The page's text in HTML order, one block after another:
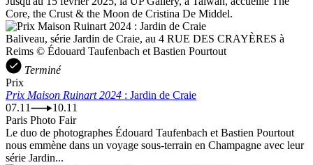
Core, the Crust & the Moon de Cristina De Middel.
Baliveau, série Jardin de Craie, au 4 RUE DES CRAYÈRES à
Reims © Édouard Taufenbach et Bastien Pourtout
Terminé
Prix
Prix Maison Ruinart 2024 : Jardin de Craie
07.11
10.11
Paris Photo Fair
Le duo de photographes Édouard Taufenbach et Bastien Pourtout
nous emmène dans un voyage sous-terrain en Champagne avec leur
série Jardin...